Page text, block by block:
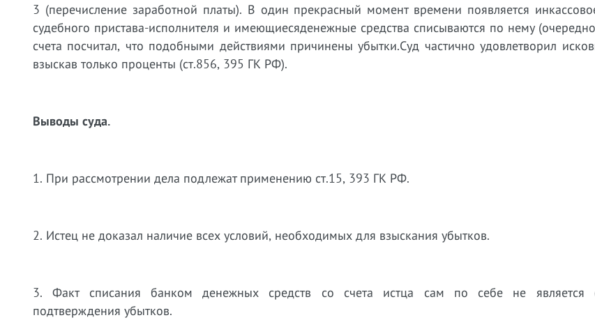
3 (перечисление заработной платы). В один прекрасный момент времени появляется
судебного пристава-исполнителя и имеющиесяденежные средства списываются по нему
счета посчитал, что подобными действиями причинены убытки.Суд частично удовлетворил
взыскав только проценты (ст.856, 395 ГК РФ).
Выводы суда.
1. При рассмотрении дела подлежат применению ст.15, 393 ГК РФ.
2. Истец не доказал наличие всех условий, необходимых для взыскания убытков.
3. Факт списания банком денежных средств со счета истца сам по себе не является
подтверждения убытков.